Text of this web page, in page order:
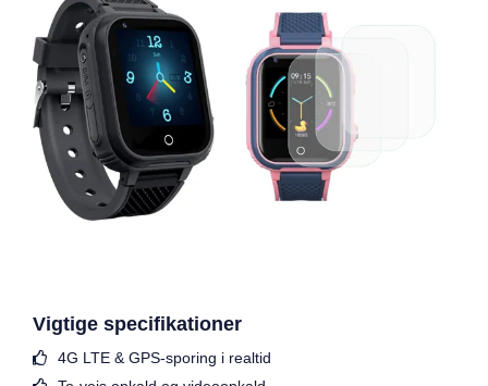
Vigtige specifikationer
4G LTE & GPS-sporing i realtid